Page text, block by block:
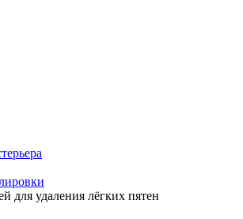
для удаления лёгких пятен